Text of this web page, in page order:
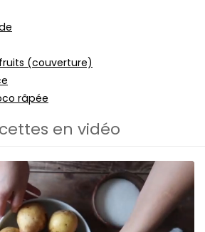
(couverture)
râpée
en vidéo